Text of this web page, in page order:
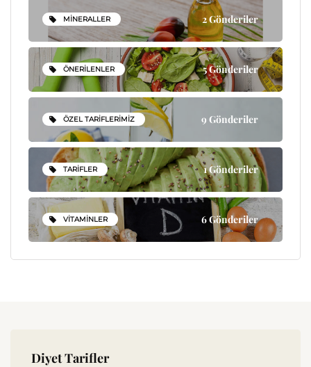
MINERALLER 2 Gönderiler
ÖNERILENLER 5 Gönderiler
ÖZEL TARIFLERIMIZ 9 Gönderiler
TARIFLER 1 Gönderiler
VITAMINLER 6 Gönderiler
Diyet Tarifler